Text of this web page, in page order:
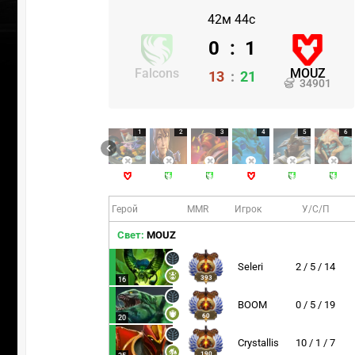
42м 44с
Falcons MOUZ
34901
0 : 1
13 : 21
1 2 3 4 5 6
Герой MMR Игрок У/С/П
Свет: MOUZ
16 393
Seleri 2 / 5 / 14
20 60
BOOM 0 / 5 / 19
Crystallis 10 / 1 / 7